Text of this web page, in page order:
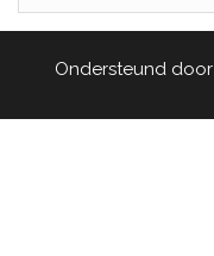
Ondersteund door